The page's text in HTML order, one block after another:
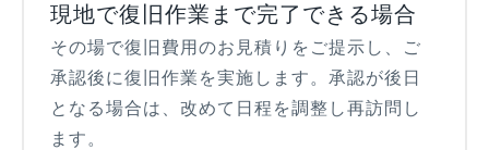
現地で復旧作業まで完了できる場合
その場で復旧費用のお見積りをご提示し、ご
承認後に復旧作業を実施します。承認が後日
となる場合は、改めて日程を調整し再訪問し
ます。